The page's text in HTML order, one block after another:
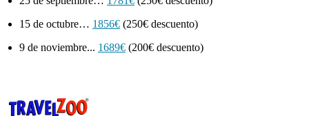
15 de octubre… 1856€ (250€ descuento)
9 de noviembre... 1689€ (200€ descuento)